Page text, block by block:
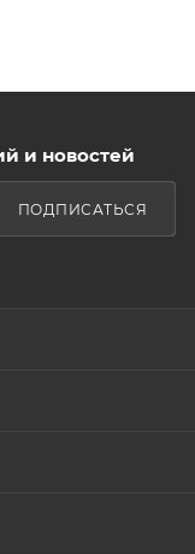
и новостей
ПОДПИСАТЬСЯ